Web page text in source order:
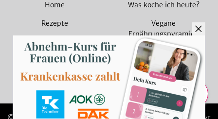
Teilen
Home
Rezepte
Magazin
Sammlungen
Rezept Suche
Was koche ich heute?
Vegane
Ernährungspyramide
Vegane Rezepte
Vegetarische Rezepte